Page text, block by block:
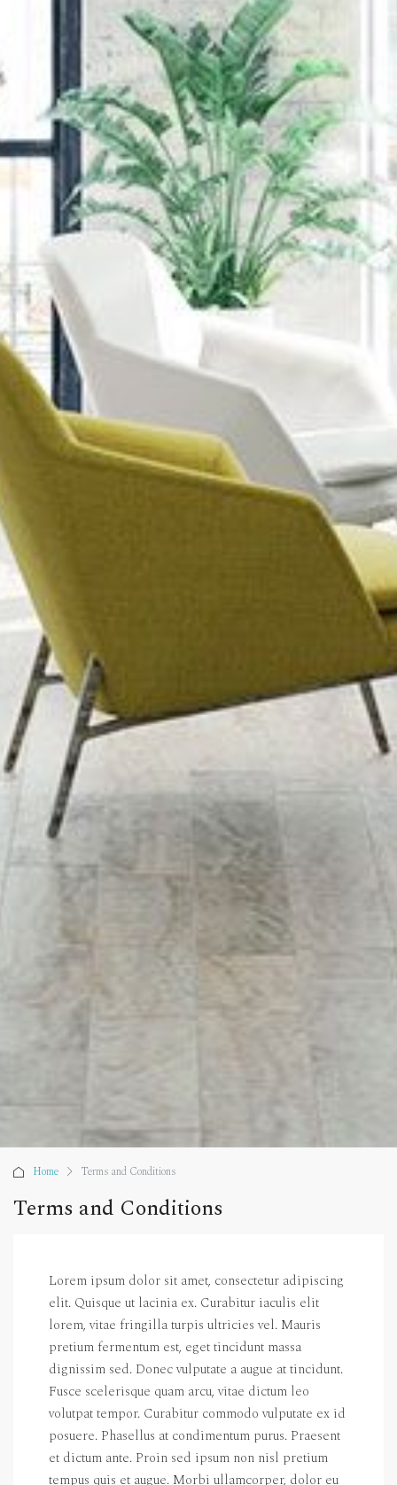
Home Terms and Conditions
Terms and Conditions
Lorem ipsum dolor sit amet, consectetur adipiscing
elit. Quisque ut lacinia ex. Curabitur iaculis elit
lorem, vitae fringilla turpis ultricies vel. Mauris
pretium fermentum est, eget tincidunt massa
dignissim sed. Donec vulputate a augue at tincidunt.
Fusce scelerisque quam arcu, vitae dictum leo
volutpat tempor. Curabitur commodo vulputate ex id
posuere. Phasellus at condimentum purus. Praesent
et dictum ante. Proin sed ipsum non nisl pretium
tempus quis et augue. Morbi ullamcorper, dolor eu